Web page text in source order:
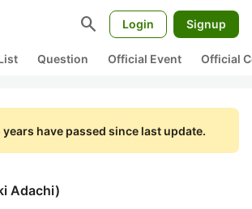
search Login Signup
Question Official Event Official
years have passed since last update.
Adachi)